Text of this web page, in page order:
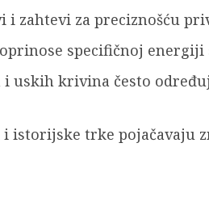
za preciznošću
specifičnoj energiji
uskih krivina često
trke pojačavaju